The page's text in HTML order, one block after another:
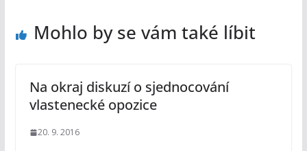
Mohlo by se vám také líbit
Na okraj diskuzí o sjednocování
vlastenecké opozice
20. 9. 2016